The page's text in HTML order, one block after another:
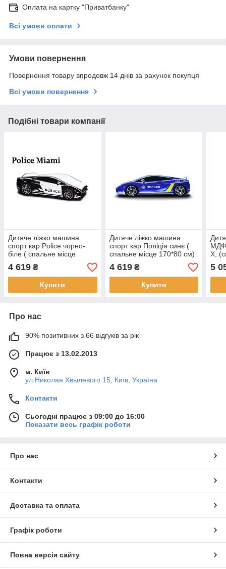
Оплата на картку "Приватбанку"
Всі умови оплати
Умови повернення
Повернення товару впродовж 14 днів за рахунок покупця
Всі умови повернення
Подібні товари компанії
Дитяче ліжко машина
спорт кар Police чорно-
біле ( спальне місце
170*80 см)
4 619 ₴
Купити
Дитяче ліжко машина
спорт кар Поліція синє (
спальне місце 170*80 см)
4 619₴
Купити
МДФ
X,
см)
5
Про нас
90% позитивних з 66 відгуків за рік
Працює з 13.02.2013
м. Київ
ул.Николая Хвылевого 15, Київ, Україна
Контакти
Сьогодні працює з 09:00 до 16:00
Показати весь графік роботи
Про нас
Контакти
Доставка та оплата
Графік роботи
Повна версія сайту